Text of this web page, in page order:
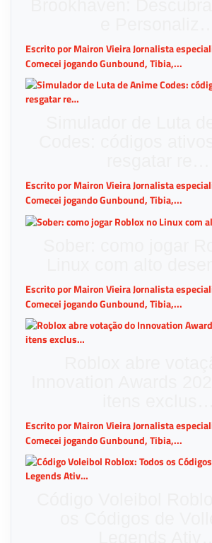
Escrito por Mairon Vieira Jornalista
Comecei jogando Gunbound, Tibia,...
Escrito por Mairon Vieira Jornalista
Comecei jogando Gunbound, Tibia,...
Escrito por Mairon Vieira Jornalista
Comecei jogando Gunbound, Tibia,...
Escrito por Mairon Vieira Jornalista
Comecei jogando Gunbound, Tibia,...